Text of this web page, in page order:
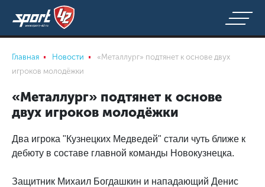
Главная Новости
«Металлург» подтянет к основе двух
игроков молодёжки
«Металлург» подтянет к основе
двух игроков молодёжки
Два игрока "Кузнецких Медведей" стали чуть ближе к
дебюту в составе главной команды Новокузнецка.
Защитник Михаил Богдашкин и нападающий Денис